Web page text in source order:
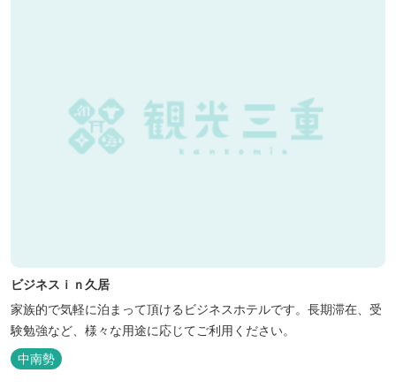
ビジネスｉｎ久居
家族的で気軽に泊まって頂けるビジネスホテルです。長期滞在、受
験勉強など、様々な用途に応じてご利用ください。
中南勢